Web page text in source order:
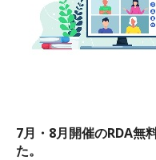
7月・8月開催のRDA無
た。